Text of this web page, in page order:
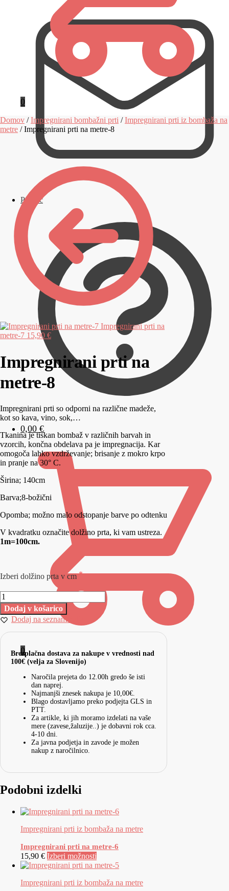
Pomoč
0,00 €
0
0
Domov /Impregnirani bombažni prti /Impregnirani prti iz bombaža na
metre /Impregnirani prti na metre-8
Impregnirani prti na
metre-7 15,90 €
Impregnirani prti na
metre-8
Impregnirani prti so odporni na različne madeže,
kot so kava, vino, sok,…
Tkanina je tiskan bombaž v različnih barvah in
vzorcih, končna obdelava pa je impregnacija. Kar
omogoča lahko vzdrževanje; brisanje z mokro krpo
in pranje na 30° C.
Širina; 140cm
Barva;8-božični
Opomba; možno malo odstopanje barve po odtenku
V kvadratku označite dolžino prta, ki vam ustreza.
1m=100cm.
Izberi dolžino prta v cm
Dodaj v košarico
Dodaj na seznam želja
Brezplačna dostava za nakupe v vrednosti nad
100€ (velja za Slovenijo)
Naročila prejeta do 12.00h gredo še isti
dan naprej.
Najmanjši znesek nakupa je 10,00€.
Blago dostavljamo preko podjejta GLS in
PTT.
Za artikle, ki jih moramo izdelati na vaše
mere (zavese,žaluzije..) je dobavni rok cca.
4-10 dni.
Za javna podjetja in zavode je možen
nakup z naročilnico.
Podobni izdelki
Impregnirani prti iz bombaža na metre
Impregnirani prti na metre-6
15,90 € Izberi možnosti
Impregnirani prti iz bombaža na metre